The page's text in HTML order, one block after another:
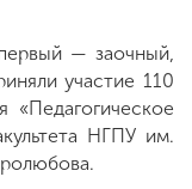
— заочный,
участие 110
«Педагогическое
НГПУ им.